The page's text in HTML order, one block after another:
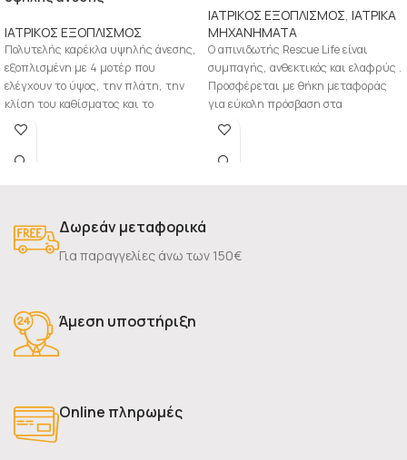
ΙΑΤΡΙΚΟΣ ΕΞΟΠΛΙΣΜΟΣ
Πολυτελής καρέκλα υψηλής άνεσης,
εξοπλισμένη με 4 μοτέρ που
ελέγχουν το ύψος, την πλάτη, την
κλίση του καθίσματος και το
ΙΑΤΡΙΚΟΣ ΕΞΟΠΛΙΣΜΟΣ, ΙΑΤΡΙΚΑ
ΜΗΧΑΝΗΜΑΤΑ
Ο απινιδωτής Rescue Life είναι
συμπαγής, ανθεκτικός και ελαφρύς .
Προσφέρεται με θήκη μεταφοράς
για εύκολη πρόσβαση στα
συνοδευτικά παρελκόμενα
Δωρεάν μεταφορικά
Για παραγγελίες άνω των 150€
Άμεση υποστήριξη
Online πληρωμές